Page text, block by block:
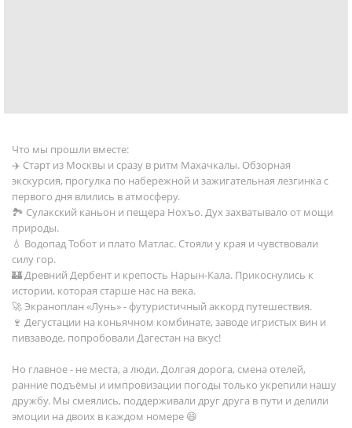
Что мы прошли вместе:
✈️ Старт из Москвы и сразу в ритм Махачкалы. Обзорная
экскурсия, прогулка по набережной и зажигательная лезгинка с
первого дня влились в атмосферу.
🏞️ Сулакский каньон и пещера Нохъо. Дух захватывало от мощи
природы.
💧 Водопад Тобот и плато Матлас. Стояли у края и чувствовали
силу гор.
🏰 Древний Дербент и крепость Нарын-Кала. Прикоснулись к
истории, которая старше нас на века.
🚀 Экраноплан «Лунь» - футуристичный аккорд путешествия.
🍷 Дегустации на коньячном комбинате, заводе игристых вин и
пивзаводе, попробовали Дагестан на вкус!
Но главное - не места, а люди. Долгая дорога, смена отелей,
ранние подъёмы и импровизации погоды только укрепили нашу
дружбу. Мы смеялись, поддерживали друг друга в пути и делили
эмоции на двоих в каждом номере 😄